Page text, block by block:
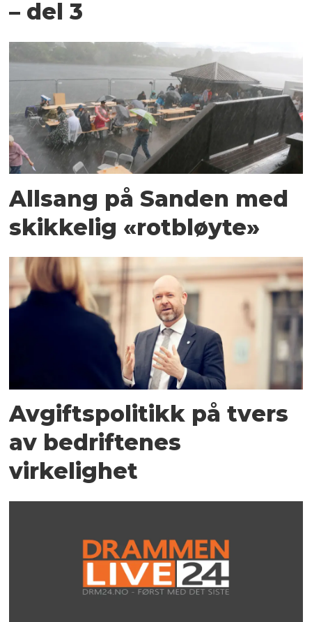
– del 3
Allsang på Sanden med
skikkelig «rotbløyte»
Avgiftspolitikk på tvers
av bedriftenes
virkelighet